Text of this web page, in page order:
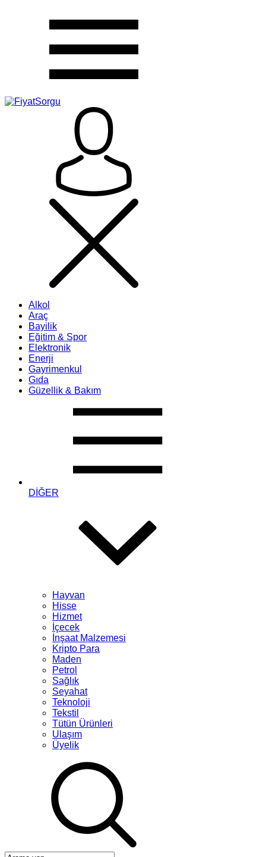
Alkol
Araç
Bayilik
Eğitim & Spor
Elektronik
Enerji
Gayrimenkul
Gıda
Güzellik & Bakım
DİĞER
Hayvan
Hisse
Hizmet
İçecek
İnşaat Malzemesi
Kripto Para
Maden
Petrol
Sağlık
Seyahat
Teknoloji
Tekstil
Tütün Ürünleri
Ulaşım
Üyelik